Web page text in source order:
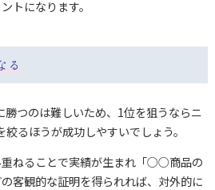
トになります。
る
勝つのは難しいため、1位を狙うならニ
るほうが成功しやすいでしょう。
ねることで実績が生まれ「○○商品の
客観的な証明を得られれば、対外的に